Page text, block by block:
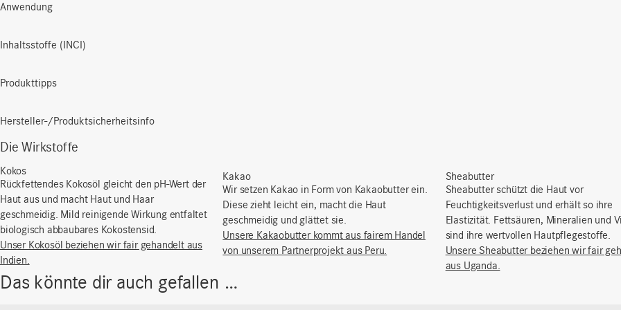
Anwendung
Inhaltsstoffe (INCI)
Produkttipps
Hersteller-/Produktsicherheitsinfo
Die Wirkstoffe
Kokos
Rückfettendes Kokosöl gleicht den pH-Wert der
Haut aus und macht Haut und Haar
geschmeidig. Mild reinigende Wirkung entfaltet
biologisch abbaubares Kokostensid.
Unser Kokosöl beziehen wir fair gehandelt aus
Indien.
Kakao
Wir setzen Kakao in Form von Kakaobutter ein.
Diese zieht leicht ein, macht die Haut
geschmeidig und glättet sie.
Unsere Kakaobutter kommt aus fairem Handel
von unserem Partnerprojekt aus Peru.
Sheabutter
Sheabutter schützt die Haut vor
Feuchtigkeitsverlust und erhält so ihre
Elastizität. Fettsäuren, Mineralien und
sind ihre wertvollen Hautpflegestoffe.
Unsere Sheabutter beziehen wir fair
aus Uganda.
Das könnte dir auch gefallen …